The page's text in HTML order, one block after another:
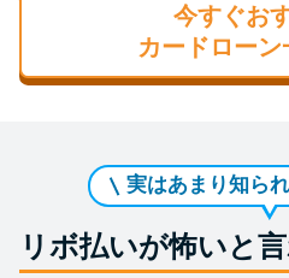
今すぐお
カードロー
実はあまり知ら
リボ払いが怖いと